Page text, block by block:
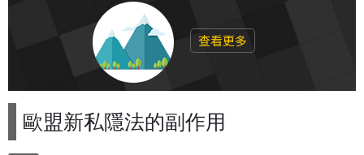
查看更多
歐盟新私隱法的副作用